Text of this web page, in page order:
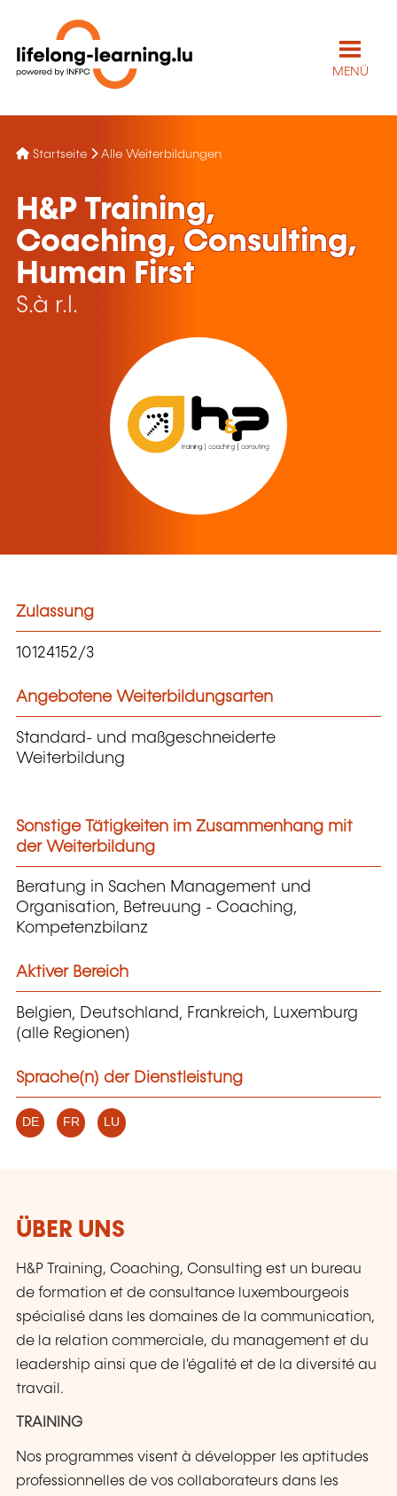
MENÜ
Startseite Alle Weiterbildungen
H&P Training,
Coaching, Consulting,
Human First
S.à r.l.
Zulassung
10124152/3
Angebotene Weiterbildungsarten
Standard- und maßgeschneiderte
Weiterbildung
Sonstige Tätigkeiten im Zusammenhang mit
der Weiterbildung
Beratung in Sachen Management und
Organisation, Betreuung - Coaching,
Kompetenzbilanz
Aktiver Bereich
Belgien, Deutschland, Frankreich, Luxemburg
(alle Regionen)
Sprache(n) der Dienstleistung
DE FR LU
ÜBER UNS
H&P Training, Coaching, Consulting est un bureau
de formation et de consultance luxembourgeois
spécialisé dans les domaines de la communication,
de la relation commerciale, du management et du
leadership ainsi que de l'égalité et de la diversité au
travail.
TRAINING
Nos programmes visent à développer les aptitudes
professionnelles de vos collaborateurs dans les